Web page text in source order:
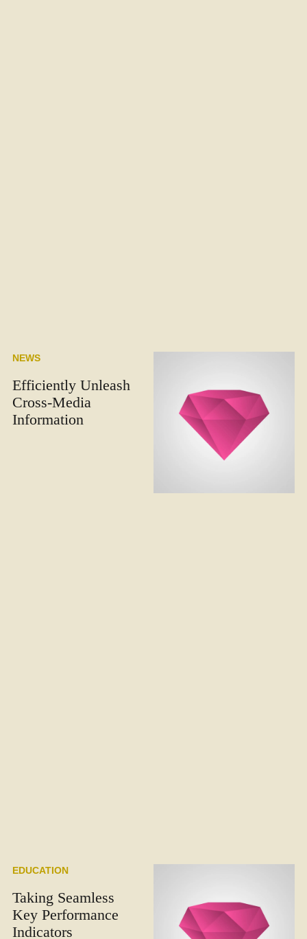
NEWS
Efficiently Unleash
Cross-Media
Information
EDUCATION
Taking Seamless
Key Performance
Indicators